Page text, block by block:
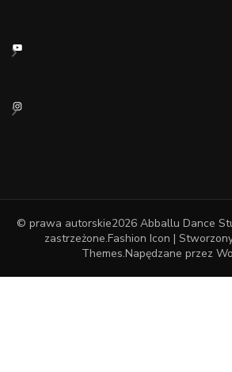
YouTube
Instagram
© prawa autorskie2026 Abballu Dance
zastrzeżone.Fashion Icon |
Themes.Napędzane przez